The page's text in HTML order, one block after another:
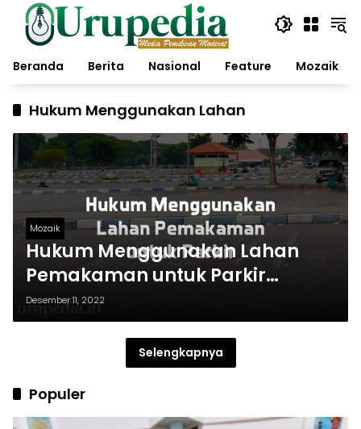
Langsung
konten
Beranda
Berita Nasional Feature Mozaik
Hukum Menggunakan Lahan
Mozaik
Hukum Menggunakan Lahan
Pemakaman untuk Parkir
Hajatan
Desember 11, 2022
Selengkapnya
Populer